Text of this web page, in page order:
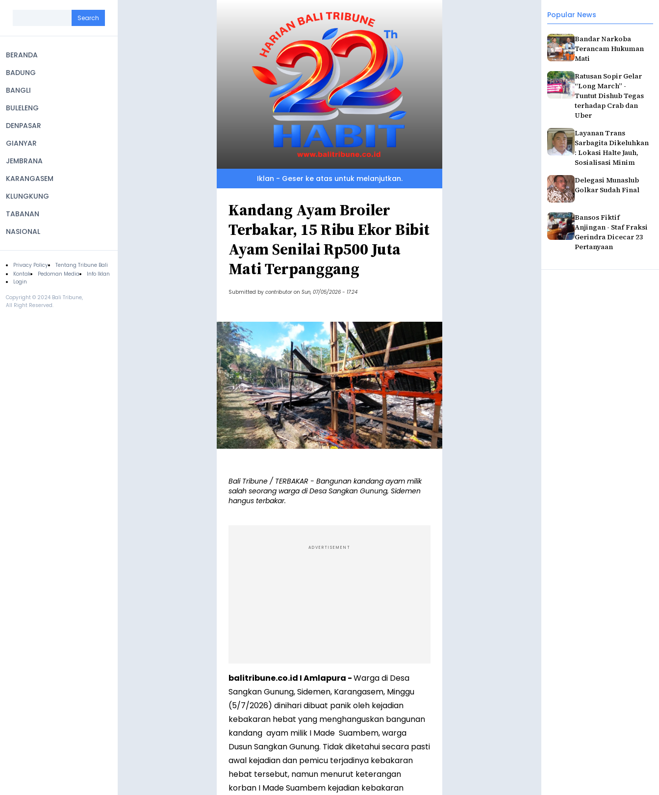
navigation
BERANDA
BADUNG
BANGLI
BULELENG
DENPASAR
GIANYAR
JEMBRANA
KARANGASEM
KLUNGKUNG
TABANAN
NASIONAL
Footer
Privacy Policy
Tentang Tribune Bali
Kontak
Pedoman Media
Info Iklan
Login
Copyright © 2024 Bali Tribune,
All Right Reserved.
Popular News
Bandar Narkoba
Terancam Hukuman
Mati
Ratusan Sopir Gelar
“Long March” -
Tuntut Dishub Tegas
terhadap Crab dan
Uber
Layanan Trans
Sarbagita Dikeluhkan
: Lokasi Halte Jauh,
Sosialisasi Minim
Delegasi Munaslub
Golkar Sudah Final
Bansos Fiktif
Anjingan - Staf Fraksi
Gerindra Dicecar 23
Pertanyaan
Iklan - Geser ke atas untuk melanjutkan.
Kandang Ayam Broiler
Terbakar, 15 Ribu Ekor Bibit
Ayam Senilai Rp500 Juta
Mati Terpanggang
Submitted by contributor on Sun, 07/05/2026 - 17:24
Bali Tribune / TERBAKAR - Bangunan kandang ayam milik
salah seorang warga di Desa Sangkan Gunung, Sidemen
hangus terbakar.
ADVERTISEMENT
balitribune.co.id I Amlapura -Warga di Desa
Sangkan Gunung, Sidemen, Karangasem, Minggu
(5/7/2026) dinihari dibuat panik oleh kejadian
kebakaran hebat yang menghanguskan bangunan
kandang ayam milik I Made Suambem, warga
Dusun Sangkan Gunung. Tidak diketahui secara pasti
awal kejadian dan pemicu terjadinya kebakaran
hebat tersebut, namun menurut keterangan
korban I Made Suambem kejadian kebakaran